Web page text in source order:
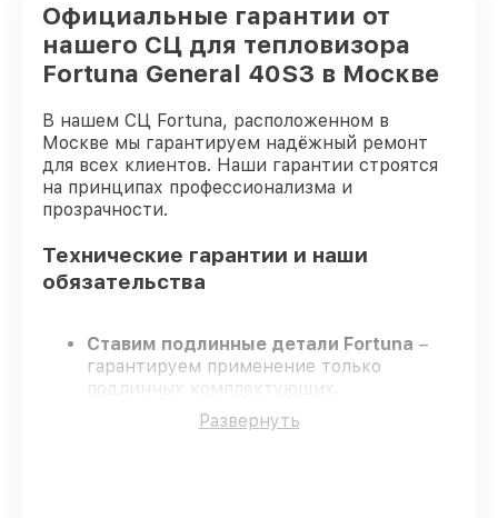
Официальные гарантии от
нашего СЦ для тепловизора
Fortuna General 40S3 в Москве
В нашем СЦ Fortuna, расположенном в
Москве мы гарантируем надёжный ремонт
для всех клиентов. Наши гарантии строятся
на принципах профессионализма и
прозрачности.
Технические гарантии и наши
обязательства
Ставим подлинные детали Fortuna –
гарантируем применение только
подлинных комплектующих.
Квалифицированные инженеры
проходят жёсткий контроль знаний и
Развернуть